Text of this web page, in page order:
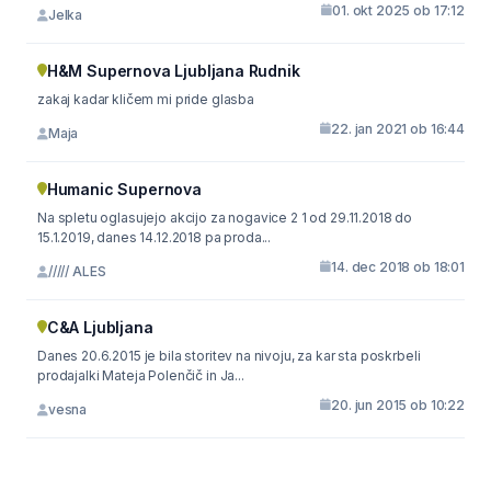
Jelka 01. okt 2025 ob 17:12
H&M Supernova Ljubljana Rudnik
zakaj kadar kličem mi pride glasba
Maja 22. jan 2021 ob 16:44
Humanic Supernova
Na spletu oglasujejo akcijo za nogavice 2 1 od 29.11.2018 do
15.1.2019, danes 14.12.2018 pa proda...
///// ALES 14. dec 2018 ob 18:01
C&A Ljubljana
Danes 20.6.2015 je bila storitev na nivoju, za kar sta poskrbeli
prodajalki Mateja Polenčič in Ja...
vesna 20. jun 2015 ob 10:22